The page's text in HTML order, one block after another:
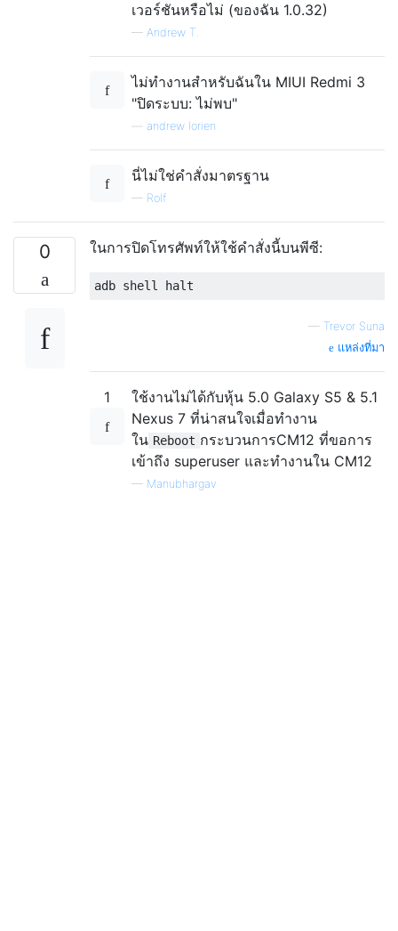
เวอร์ชันหรือไม่ (ของฉัน 1.0.32)
— Andrew T.
ไม่ทำงานสำหรับฉันใน MIUI Redmi 3
"ปิดระบบ: ไม่พบ"
andrew lorien
นี่ไม่ใช่คำสั่งมาตรฐาน
— Rolf
0 ในการปิดโทรศัพท์ให้ใช้คำสั่งนี้บนพีซี:
— Trevor Suna
แหล่งที่มา
1
ใช้งานไม่ได้กับหุ้น 5.0 Galaxy S5 & 5.1
Nexus 7 ที่น่าสนใจเมื่อทำงาน
ใน Reboot กระบวนการCM12 ที่ขอการ
เข้าถึง superuser และทำงานใน CM12
— Manubhargav